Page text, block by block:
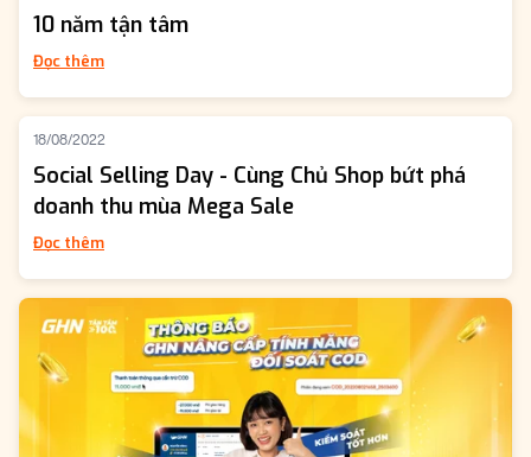
10 năm tận tâm
Đọc thêm
18/08/2022
Social Selling Day - Cùng Chủ Shop bứt phá
doanh thu mùa Mega Sale
Đọc thêm